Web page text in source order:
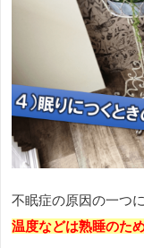
不眠症の原因の一つ
温度などは熟睡のた